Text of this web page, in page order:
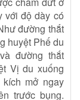
với độ dày có
đường thắt
huyệt Phế du
đường thắt
Vị du xuống
mở ngay
trước bụng.